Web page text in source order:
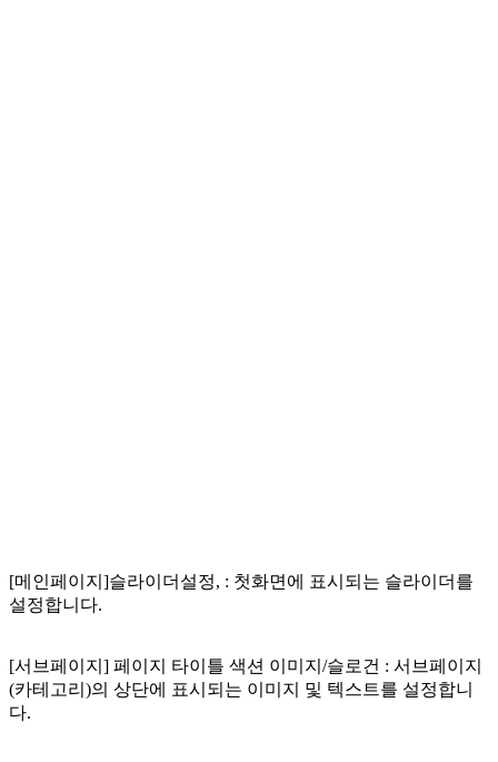
[메인페이지]슬라이더설정, : 첫화면에 표시되는 슬라이더를
설정합니다.
[서브페이지] 페이지 타이틀 색션 이미지/슬로건 : 서브페이지
(카테고리)의 상단에 표시되는 이미지 및 텍스트를 설정합니
다.